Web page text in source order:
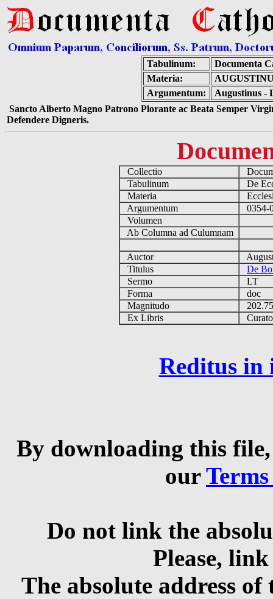
Tabulinum:
Documenta
Materia:
Argumentum:
Augustinus -
Sancto Alberto Magno Patrono Plorante ac Beata Semper
Defendere Digneris.
Collectio
Tabulinum
De
Materia
Argumentum
0354-
Volumen
Ab Columna ad Culumnam
Auctor
Titulus
De
Sermo
LT
Forma
doc
Magnitudo
Ex Libris
Reditus in
By downloading this
our
Do not link the
Please,
The absolute address